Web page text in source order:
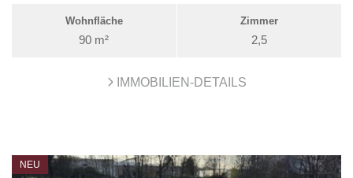
Wohnfläche
90 m²
Zimmer
2,5
IMMOBILIEN-DETAILS
NEU